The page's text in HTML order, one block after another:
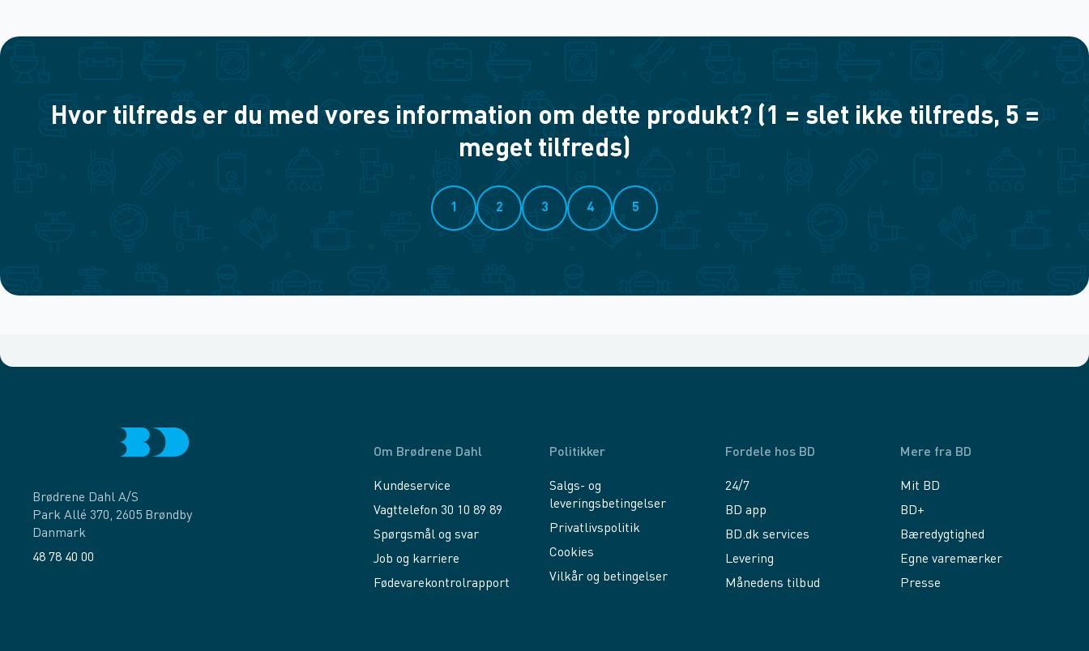
Hvor tilfreds er du med vores information om dette produkt? (1 = slet ikke tilfreds, 5 =
meget tilfreds)
1 2 3 4 5
Brødrene Dahl A/S
Park Allé 370, 2605 Brøndby
Danmark
48 78 40 00
Om Brødrene Dahl
Kundeservice
Vagttelefon 30 10 89 89
Spørgsmål og svar
Job og karriere
Fødevarekontrolrapport
Politikker
Salgs- og
leveringsbetingelser
Privatlivspolitik
Cookies
Vilkår og betingelser
Fordele hos BD
24/7
BD app
BD.dk services
Levering
Månedens tilbud
Mere fra BD
Mit BD
BD+
Bæredygtighed
Egne varemærker
Presse